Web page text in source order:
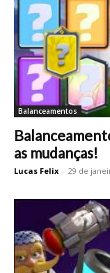
Balanceamentos
as mudanças!
Lucas Felix - 29 de